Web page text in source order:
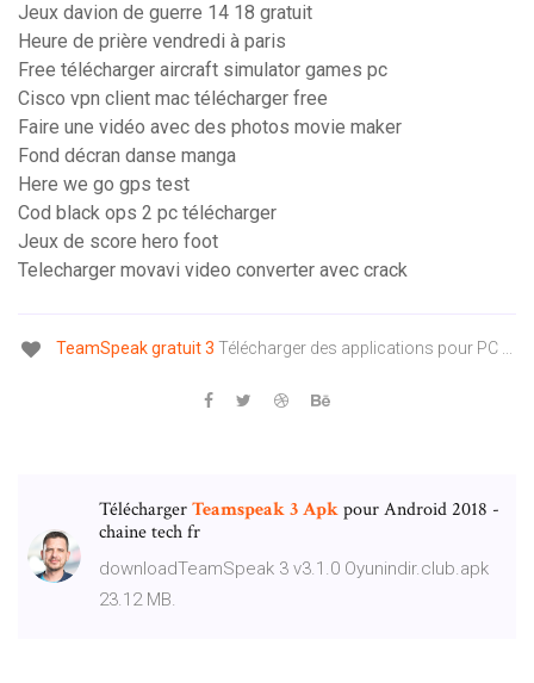
Jeux davion de guerre 14 18 gratuit
Heure de prière vendredi à paris
Free télécharger aircraft simulator games pc
Cisco vpn client mac télécharger free
Faire une vidéo avec des photos movie maker
Fond décran danse manga
Here we go gps test
Cod black ops 2 pc télécharger
Jeux de score hero foot
Telecharger movavi video converter avec crack
TeamSpeakgratuit3 Télécharger des applications pour PC ...
TéléchargerTeamspeak3Apkpour Android 2018 -
chaine tech fr
downloadTeamSpeak 3 v3.1.0 Oyunindir.club.apk
23.12 MB.